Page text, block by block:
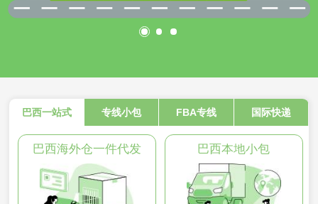
巴西一站式 专线小包 FBA专线 国际快递
巴西海外仓一件代发 巴西本地小包